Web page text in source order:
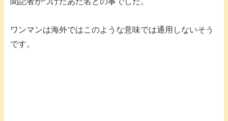
ワンマンは海外ではこのような意味では通用しないそう
です。